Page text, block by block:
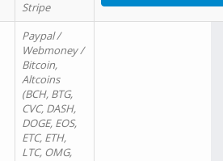
Stripe
Paypal /
Webmoney /
Bitcoin,
Altcoins
(BCH, BTG,
CVC, DASH,
DOGE, EOS,
ETC, ETH,
LTC, OMG,